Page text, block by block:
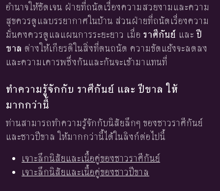
อำนาจให้ชัดเจน ฝ่ายที่ถนัดเรื่องความสวยงามและความ
สุขควรดูแลบรรยากาศในบ้าน ส่วนฝ่ายที่ถนัดเรื่องความ
มั่นคงควรดูแลแผนการระยะยาว เมื่อ ราศีกันย์ และปี
ขาล ต่างให้เกียรติในสิ่งที่ตนถนัด ความขัดแย้งจะลดลง
และความเคารพซึ่งกันและกันจะเข้ามาแทนที่
ทำความรู้จักกับ ราศีกันย์ และ ปีขาล ให้
มากกว่านี้
ท่านสามารถทำความรู้จักกับนิสัยลึกๆ ของชาวราศีกันย์
และชาวปีขาล ให้มากกว่านี้ได้ในลิงก์ต่อไปนี้
เจาะลึกนิสัยและเนื้อคู่ของชาวราศีกันย์
เจาะลึกนิสัยและเนื้อคู่ของชาวปีขาล